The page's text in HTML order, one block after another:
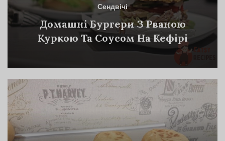
Сендвічі
Домашні Бургери З Рваною
Куркою Та Соусом На Кефірі